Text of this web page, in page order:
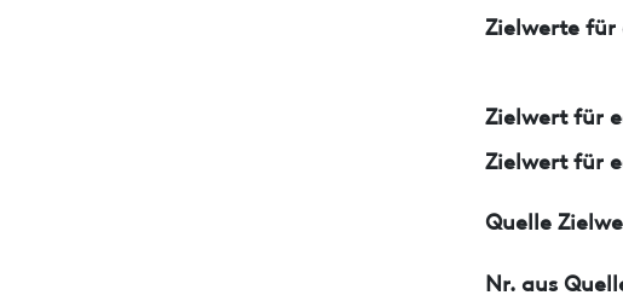
Zielwerte für
Zielwert für
Zielwert für
Quelle
Nr. aus